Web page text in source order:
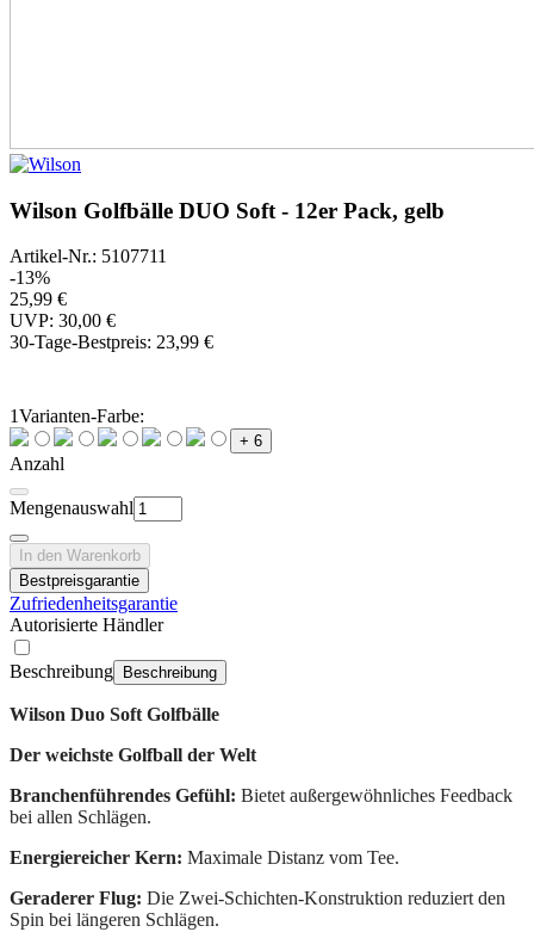
Wilson Golfbälle DUO Soft - 12er Pack, gelb
Artikel-Nr.: 5107711
-13%
25,99 €
UVP: 30,00 €
30-Tage-Bestpreis: 23,99 €
1Varianten-Farbe:
+ 6
Anzahl
Mengenauswahl
In den Warenkorb
Bestpreisgarantie
Zufriedenheitsgarantie
Autorisierte Händler
Beschreibung Beschreibung
Wilson Duo Soft Golfbälle
Der weichste Golfball der Welt
Branchenführendes Gefühl: Bietet außergewöhnliches Feedback
bei allen Schlägen.
Energiereicher Kern: Maximale Distanz vom Tee.
Geraderer Flug: Die Zwei-Schichten-Konstruktion reduziert den
Spin bei längeren Schlägen.